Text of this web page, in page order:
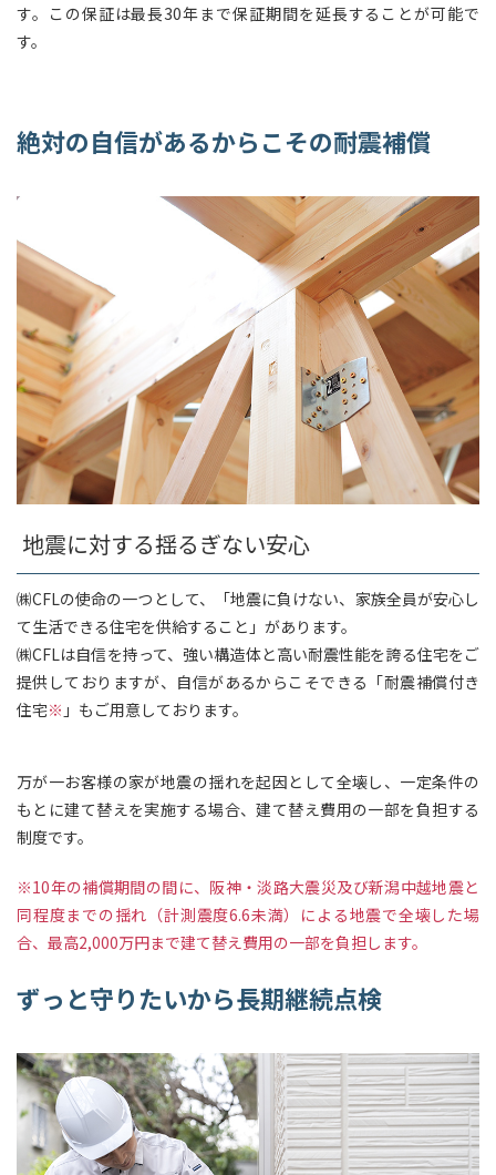
す。この保証は最長30年まで保証期間を延長することが可能で
す。
絶対の自信があるからこその耐震補償
地震に対する揺るぎない安心
㈱CFLの使命の一つとして、「地震に負けない、家族全員が安心し
て生活できる住宅を供給すること」があります。
㈱CFLは自信を持って、強い構造体と高い耐震性能を誇る住宅をご
提供しておりますが、自信があるからこそできる「耐震補償付き
住宅※ 」もご用意しております。
万が一お客様の家が地震の揺れを起因として全壊し、一定条件の
もとに建て替えを実施する場合、建て替え費用の一部を負担する
制度です。
※10年の補償期間の間に、阪神・淡路大震災及び新潟中越地震と
同程度までの揺れ（計測震度6.6未満）による地震で全壊した場
合、最高2,000万円まで建て替え費用の一部を負担します。
ずっと守りたいから長期継続点検